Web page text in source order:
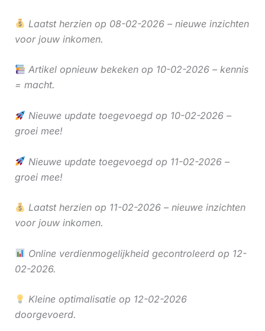
Laatst herzien op 08-02-2026 – nieuwe inzichten
voor jouw inkomen.
Artikel opnieuw bekeken op 10-02-2026 – kennis
= macht.
Nieuwe update toegevoegd op 10-02-2026 –
groei mee!
Nieuwe update toegevoegd op 11-02-2026 –
groei mee!
Laatst herzien op 11-02-2026 – nieuwe inzichten
voor jouw inkomen.
Online verdienmogelijkheid gecontroleerd op 12-
02-2026.
Kleine optimalisatie op 12-02-2026
doorgevoerd.